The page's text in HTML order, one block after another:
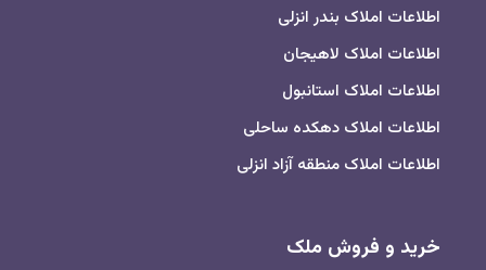
اطلاعات املاک بندر انزلی
اطلاعات املاک لاهیجان
اطلاعات املاک استانبول
اطلاعات املاک دهکده ساحلی
اطلاعات املاک منطقه آزاد انزلی
خرید و فروش ملک